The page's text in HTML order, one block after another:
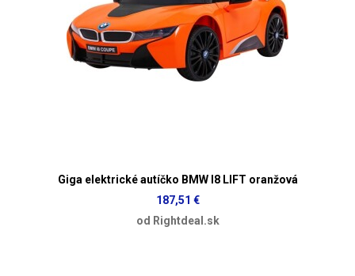
Giga elektrické autíčko BMW I8 LIFT oranžová
187,51 €
od Rightdeal.sk